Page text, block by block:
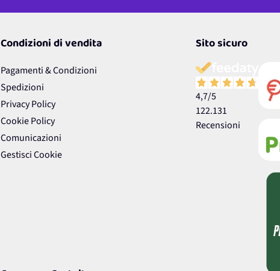
Condizioni di vendita
Pagamenti & Condizioni
Spedizioni
Privacy Policy
Cookie Policy
Comunicazioni
Gestisci Cookie
Sito sicuro
4,7/5
122.131
Recensioni